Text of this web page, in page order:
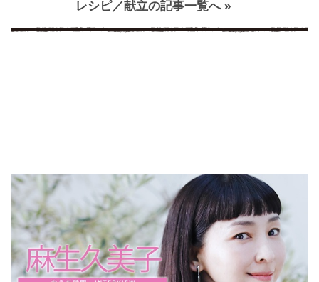
レシピ／献立の記事一覧へ »